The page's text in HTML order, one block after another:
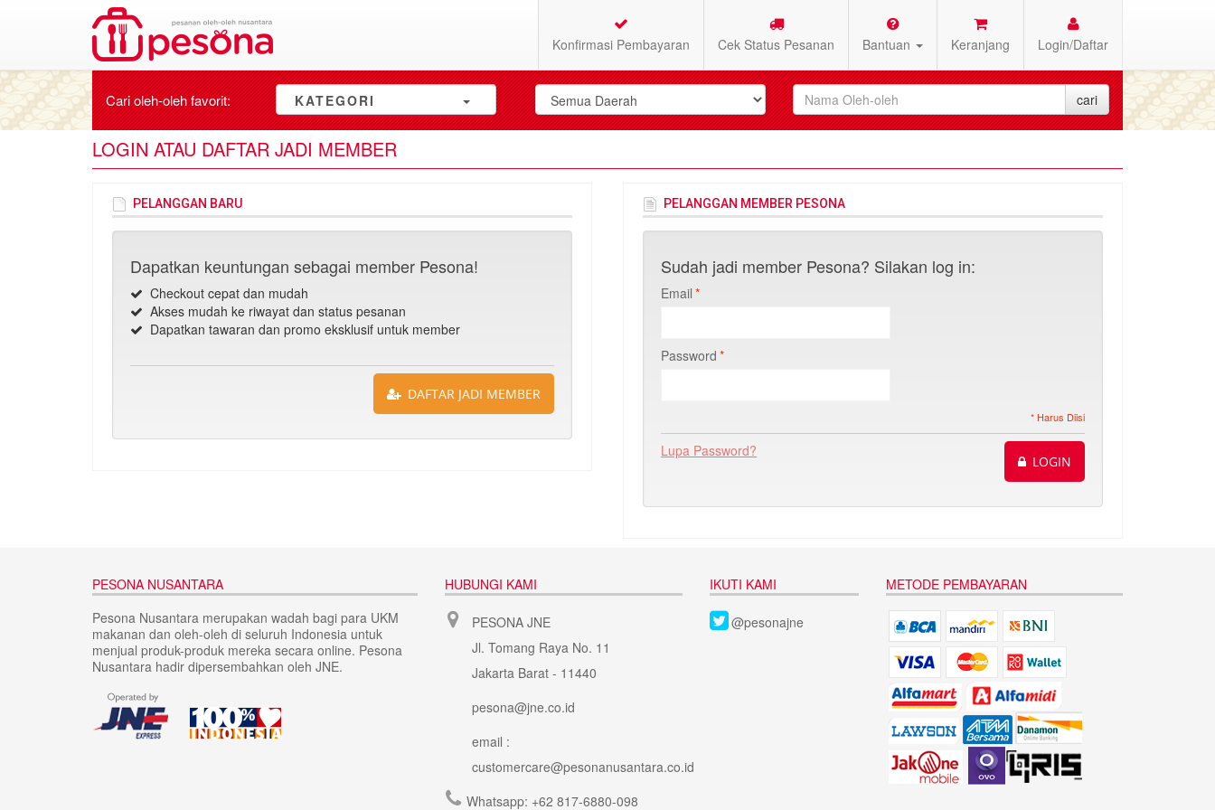
Konfirmasi Pembayaran Cek Status Pesanan Bantuan Keranjang Login/Daftar
Cari oleh-olehfavorit: KATEGORI
LOGIN ATAU DAFTAR JADI MEMBER
PELANGGAN BARU
Dapatkan keuntungan sebagai member Pesona!
Checkout cepat dan mudah
Akses mudah ke riwayat dan status pesanan
Dapatkan tawaran dan promo eksklusif untuk member
DAFTAR JADI MEMBER
PELANGGAN MEMBER PESONA
Sudah jadi member Pesona? Silakan log in:
*
Email
*
Password
* Harus Diisi
Lupa Password?
LOGIN
PESONA NUSANTARA
Pesona Nusantara merupakan wadah bagi para UKM
makanan dan oleh-oleh di seluruh Indonesia untuk
menjual produk-produk mereka secara online. Pesona
Nusantara hadir dipersembahkan oleh JNE.
HUBUNGI KAMI
PESONA JNE
Jl. Tomang Raya No. 11
Jakarta Barat - 11440
pesona@jne.co.id
email :
customercare@pesonanusantara.co.id
Whatsapp: +62 817-6880-098
IKUTI KAMI
@pesonajne
METODE PEMBAYARAN